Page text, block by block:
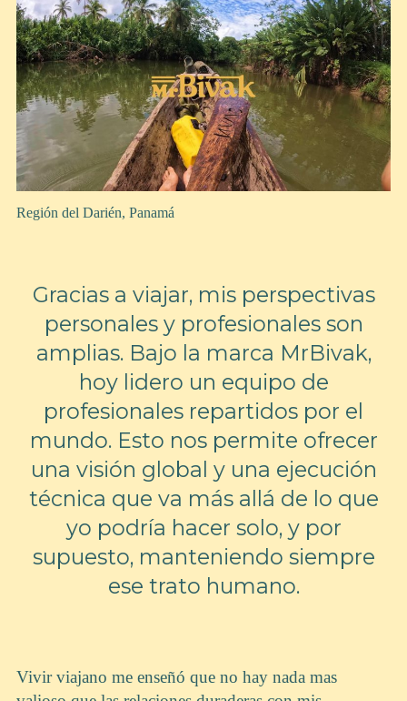
Región del Darién, Panamá
Gracias a viajar, mis perspectivas
personales y profesionales son
amplias. Bajo la marca MrBivak,
hoy lidero un equipo de
profesionales repartidos por el
mundo. Esto nos permite ofrecer
una visión global y una ejecución
técnica que va más allá de lo que
yo podría hacer solo, y por
supuesto, manteniendo siempre
ese trato humano.
Vivir viajano me enseñó que no hay nada mas